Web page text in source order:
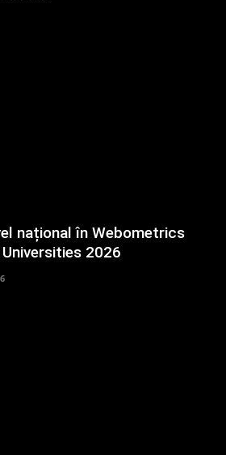
național în Webometrics
2026